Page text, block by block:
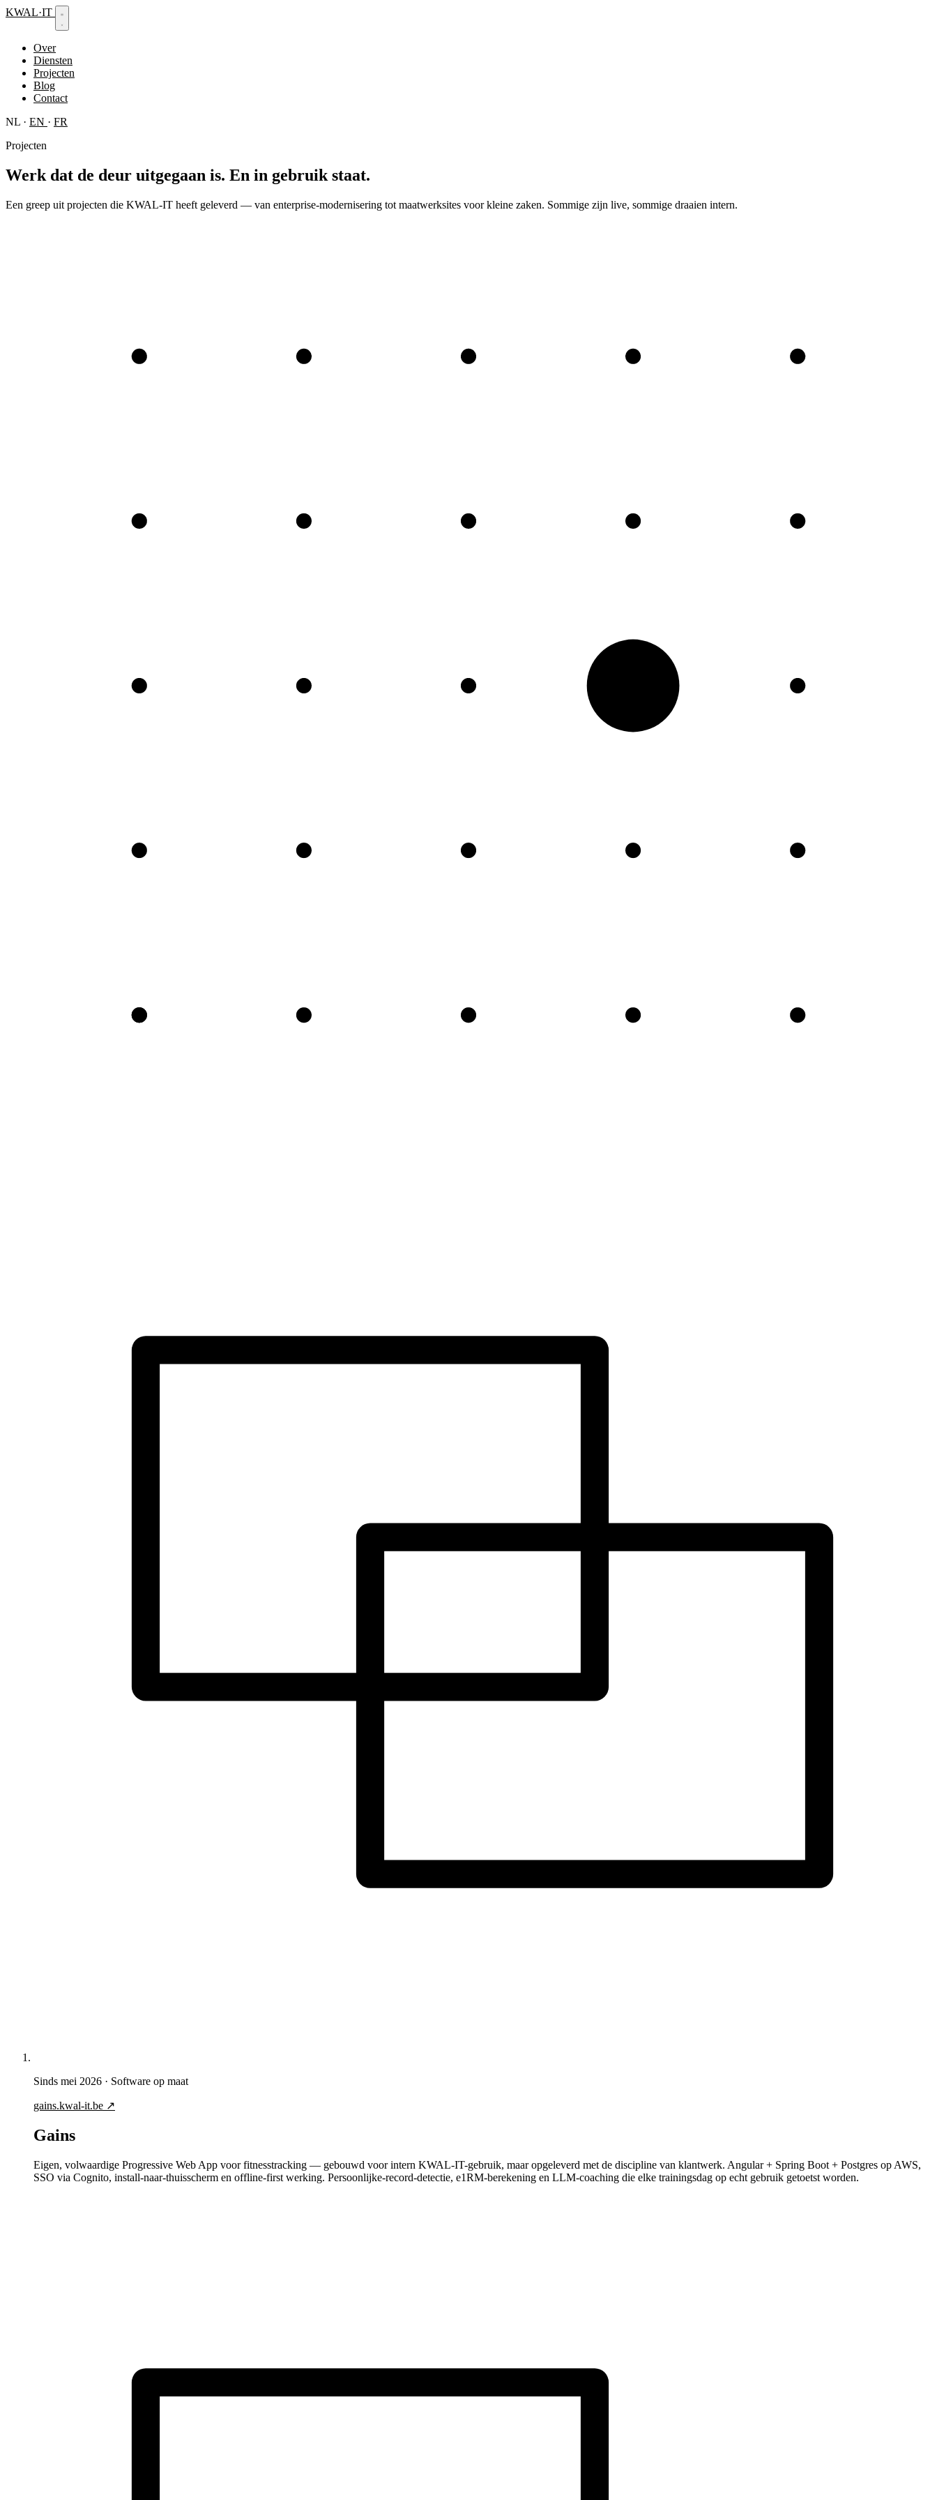
KWAL·IT
Over
Diensten
Projecten
Blog
Contact
NL · EN · FR
Projecten
Werk dat de deur uitgegaan is. En in gebruik staat.
Een greep uit projecten die KWAL-IT heeft geleverd — van enterprise-modernisering tot maatwerksites voor kleine zaken. Sommige zijn live, sommige draaien intern.
Sinds mei 2026 · Software op maat
gains.kwal-it.be ↗
Gains
Eigen, volwaardige Progressive Web App voor fitnesstracking — gebouwd voor intern KWAL-IT-gebruik, maar opgeleverd met de discipline van klantwerk. Angular + Spring Boot + Postgres op AWS,
SSO via Cognito, install-naar-thuisscherm en offline-first werking. Persoonlijke-record-detectie, e1RM-berekening en LLM-coaching die elke trainingsdag op echt gebruik getoetst worden.